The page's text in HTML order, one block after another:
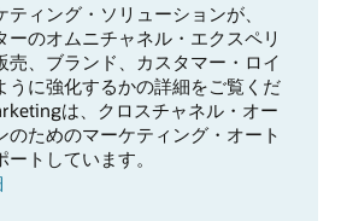
ィング・ソリューションが、
ーのオムニチャネル・エクスペリ
売、ブランド、カスタマー・ロイ
うに強化するかの詳細をご覧くだ
は、クロスチャネル・オー
のためのマーケティング・オート
トしています。